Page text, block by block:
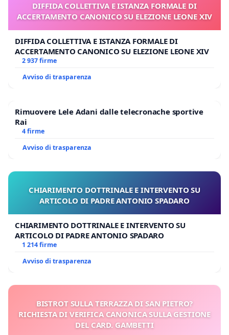
DIFFIDA COLLETTIVA E ISTANZA FORMALE DI
ACCERTAMENTO CANONICO SU ELEZIONE LEONE XIV
DIFFIDA COLLETTIVA E ISTANZA FORMALE DI
ACCERTAMENTO CANONICO SU ELEZIONE LEONE XIV
2 937 firme
Avviso di trasparenza
Rimuovere Lele Adani dalle telecronache sportive
Rai
4 firme
Avviso di trasparenza
CHIARIMENTO DOTTRINALE E INTERVENTO SU
ARTICOLO DI PADRE ANTONIO SPADARO
CHIARIMENTO DOTTRINALE E INTERVENTO SU
ARTICOLO DI PADRE ANTONIO SPADARO
1 214 firme
Avviso di trasparenza
BISTROT SULLA TERRAZZA DI SAN PIETRO?
RICHIESTA DI VERIFICA CANONICA SULLA GESTIONE
DEL CARD. GAMBETTI